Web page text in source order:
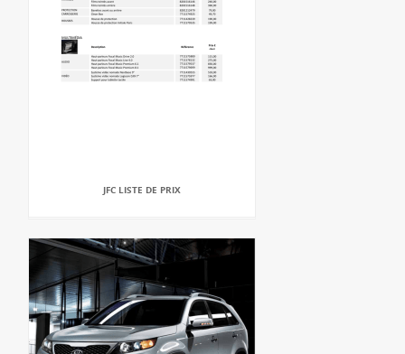
JFC LISTE DE PRIX